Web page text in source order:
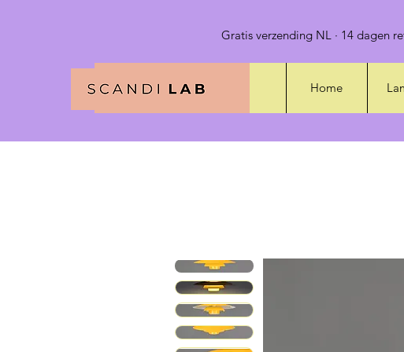
Gratis verzending NL · 14 dagen
Home